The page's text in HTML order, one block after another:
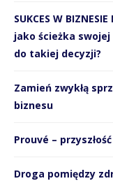
SUKCES W
jako ścieżka
do takiej decyzji?
Zamień zwykłą
biznesu
Prouvé –
Droga pomiędzy